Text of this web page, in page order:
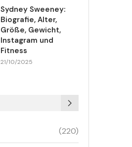
Sydney Sweeney:
Biografie, Alter,
Größe, Gewicht,
Instagram und
Fitness
21/10/2025
(220)